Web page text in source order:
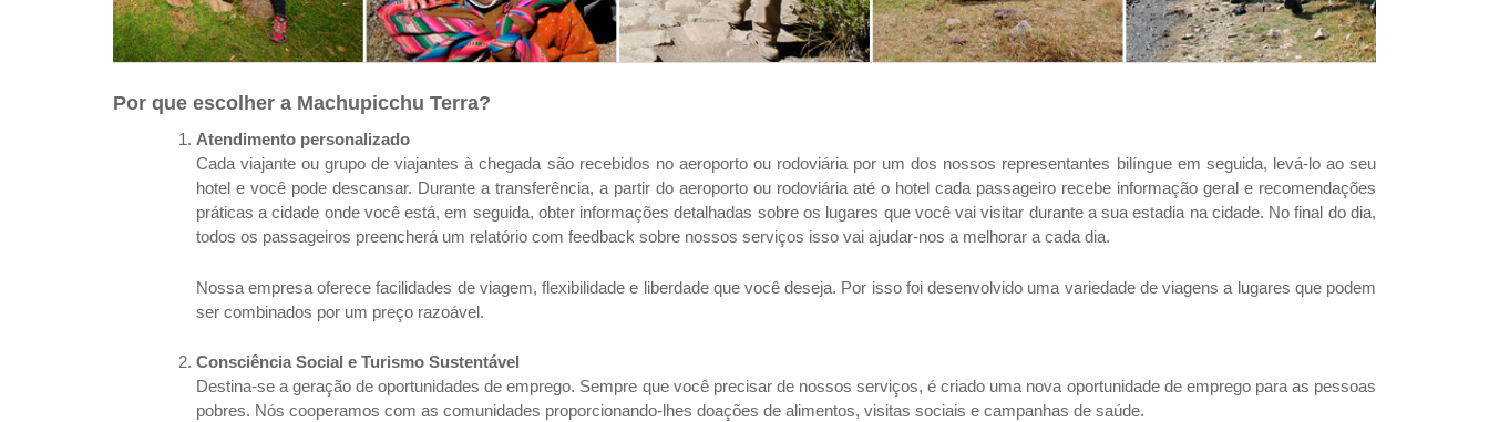
Por que escolher a Machupicchu Terra?
Atendimento personalizado
Cada viajante ou grupo de viajantes à chegada são recebidos no aeroporto ou rodoviária por um dos nossos representantes bilíngue em seguida, levá-lo ao seu
hotel e você pode descansar. Durante a transferência, a partir do aeroporto ou rodoviária até o hotel cada passageiro recebe informação geral e recomendações
práticas a cidade onde você está, em seguida, obter informações detalhadas sobre os lugares que você vai visitar durante a sua estadia na cidade. No final do dia,
todos os passageiros preencherá um relatório com feedback sobre nossos serviços isso vai ajudar-nos a melhorar a cada dia.
Nossa empresa oferece facilidades de viagem, flexibilidade e liberdade que você deseja. Por isso foi desenvolvido uma variedade de viagens a lugares que podem
ser combinados por um preço razoável.
Consciência Social e Turismo Sustentável
Destina-se a geração de oportunidades de emprego. Sempre que você precisar de nossos serviços, é criado uma nova oportunidade de emprego para as pessoas
pobres. Nós cooperamos com as comunidades proporcionando-lhes doações de alimentos, visitas sociais e campanhas de saúde.